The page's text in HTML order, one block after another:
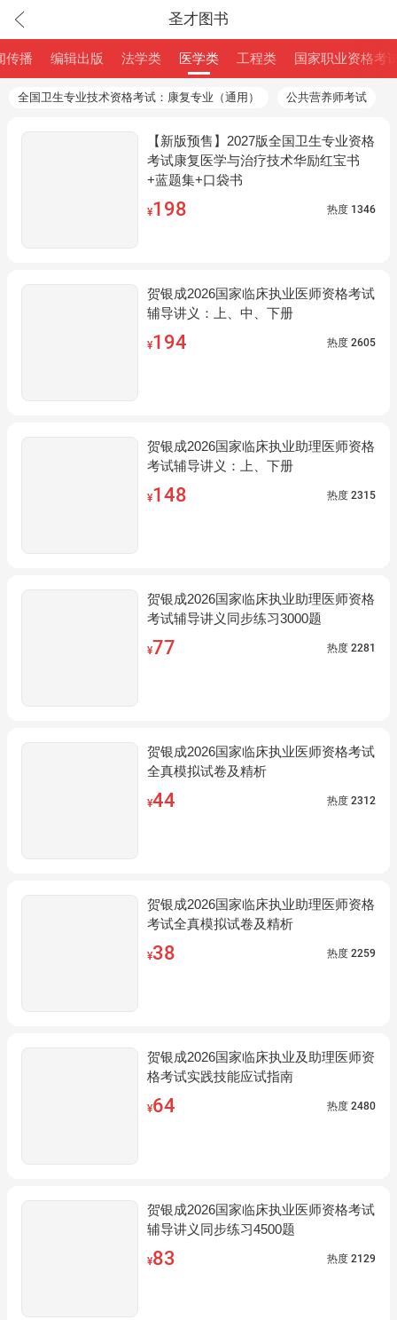
圣才图书
传播 编辑出版 法学类 医学类 工程类 国家职业资格考
全国卫生专业技术资格考试：康复专业（通用） 公共营养师考试
【新版预售】2027版全国卫生专业资格
考试康复医学与治疗技术华励红宝书
+蓝题集+口袋书
¥198 热度 1346
贺银成2026国家临床执业医师资格考试
辅导讲义：上、中、下册
¥194 热度 2605
贺银成2026国家临床执业助理医师资格
考试辅导讲义：上、下册
¥148 热度 2315
贺银成2026国家临床执业助理医师资格
考试辅导讲义同步练习3000题
¥77 热度 2281
贺银成2026国家临床执业医师资格考试
全真模拟试卷及精析
¥44 热度 2312
贺银成2026国家临床执业助理医师资格
考试全真模拟试卷及精析
¥38 热度 2259
贺银成2026国家临床执业及助理医师资
格考试实践技能应试指南
¥64 热度 2480
贺银成2026国家临床执业医师资格考试
辅导讲义同步练习4500题
¥83 热度 2129